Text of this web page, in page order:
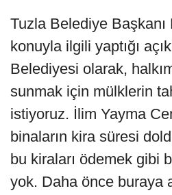
Tuzla Belediye
konuyla ilgili yaptığı
Belediyesi olarak,
sunmak için mülklerin
istiyoruz. İlim Yayma
binaların kira süresi
bu kiraları ödemek gibi
yok. Daha önce buraya